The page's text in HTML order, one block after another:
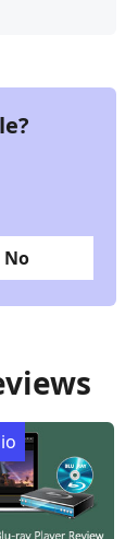
No